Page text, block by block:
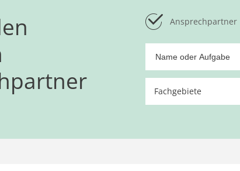
Ansprechpartner
Fachgebiete